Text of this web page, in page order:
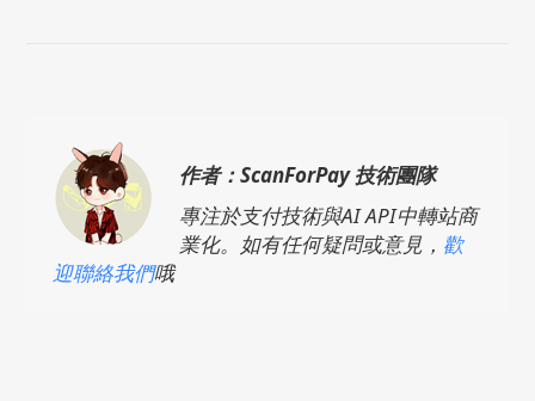
作者：ScanForPay 技術團隊
專注於支付技術與AI API中轉站商
業化。如有任何疑問或意見， 歡
迎聯絡我們哦